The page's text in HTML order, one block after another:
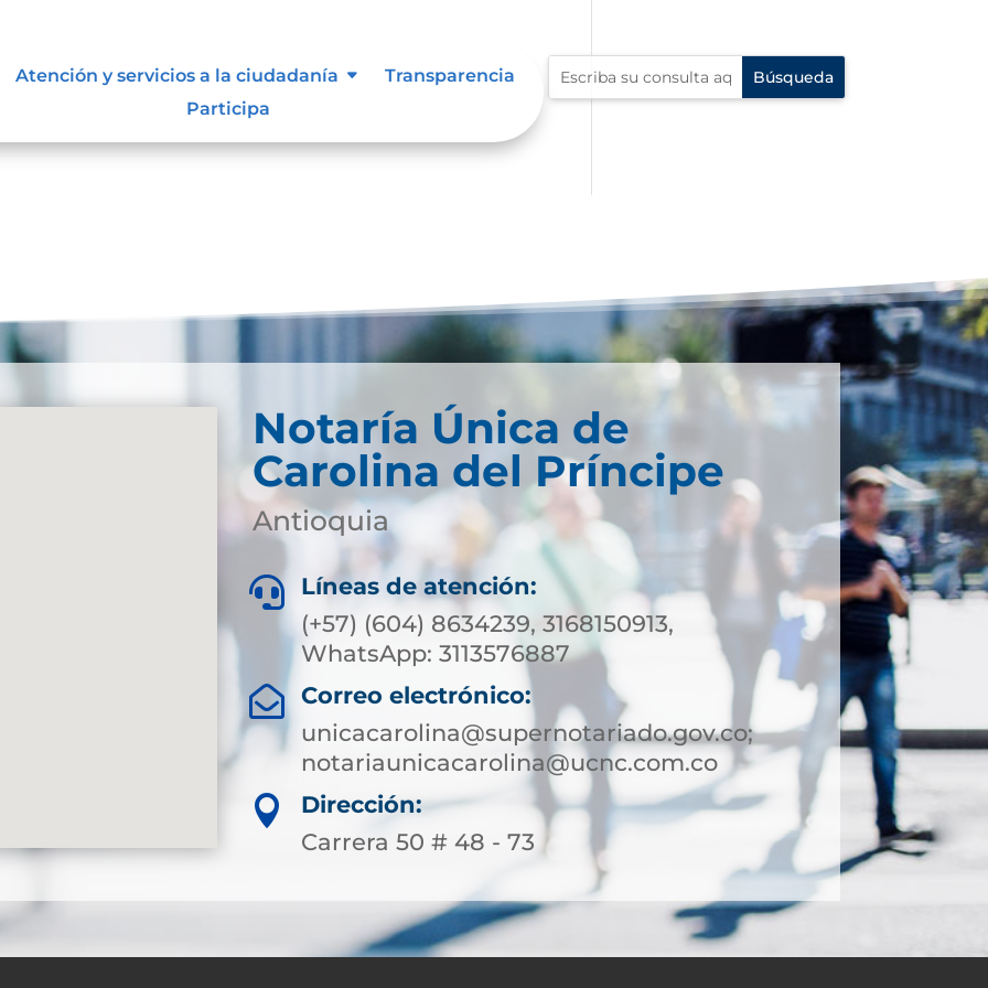
Atención y servicios a la ciudadanía
Transparencia
Participa
y reservada
Notaría Única de
Carolina del Príncipe
Antioquia

Líneas de atención:
(+57) (604) 8634239, 3168150913,
WhatsApp: 3113576887

Correo electrónico:
unicacarolina@supernotariado.gov.co;
notariaunicacarolina@ucnc.com.co

Dirección:
Carrera 50 # 48 - 73